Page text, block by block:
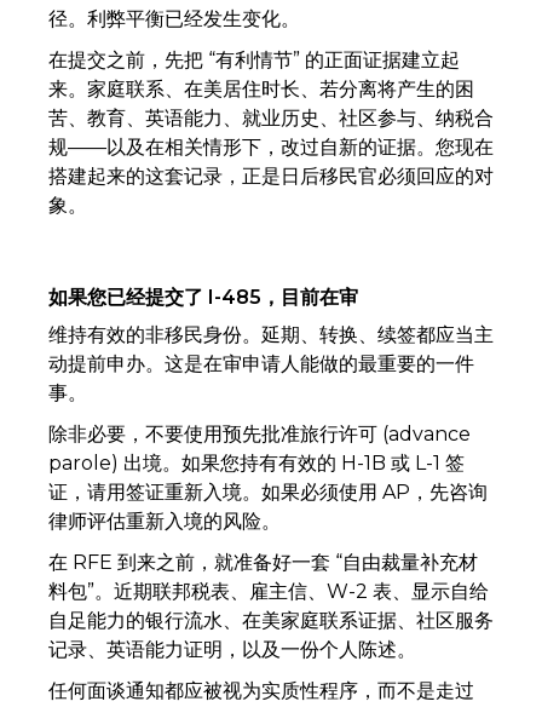
径。利弊平衡已经发生变化。
在提交之前，先把 “有利情节” 的正面证据建立起
来。家庭联系、在美居住时长、若分离将产生的困
苦、教育、英语能力、就业历史、社区参与、纳税合
规——以及在相关情形下，改过自新的证据。您现在
搭建起来的这套记录，正是日后移民官必须回应的对
象。
如果您已经提交了 I-485，目前在审
维持有效的非移民身份。延期、转换、续签都应当主
动提前申办。这是在审申请人能做的最重要的一件
事。
除非必要，不要使用预先批准旅行许可 (advance
parole) 出境。如果您持有有效的 H-1B 或 L-1 签
证，请用签证重新入境。如果必须使用 AP，先咨询
律师评估重新入境的风险。
在 RFE 到来之前，就准备好一套 “自由裁量补充材
料包”。近期联邦税表、雇主信、W-2 表、显示自给
自足能力的银行流水、在美家庭联系证据、社区服务
记录、英语能力证明，以及一份个人陈述。
任何面谈通知都应被视为实质性程序，而不是走过